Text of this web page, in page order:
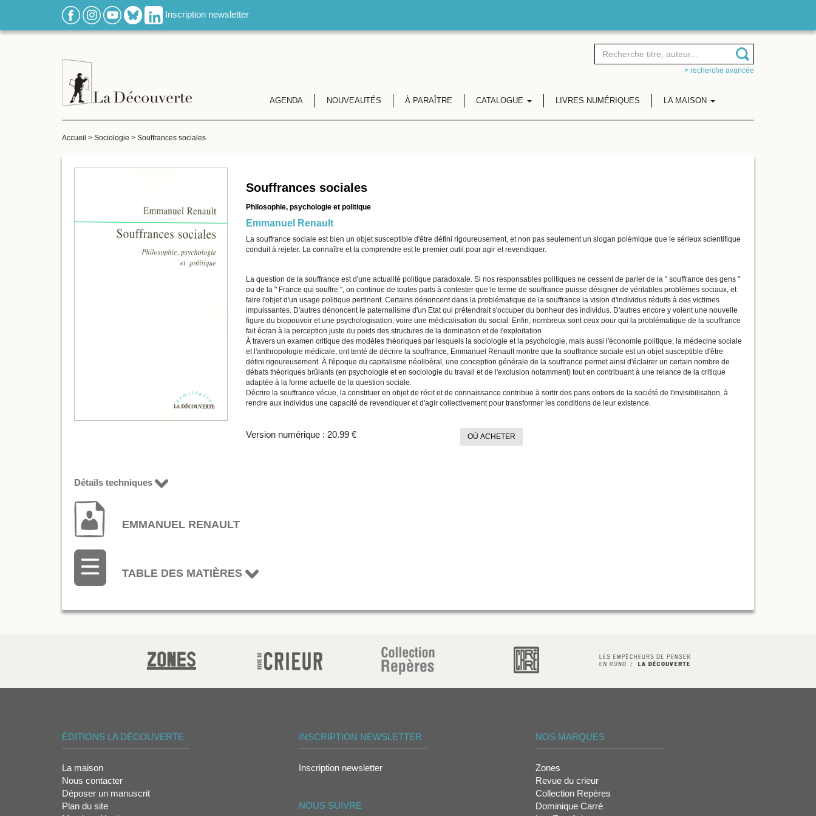
Inscription newsletter
> recherche avancée
AGENDA NOUVEAUTÉS À PARAÎTRE CATALOGUE LIVRES NUMÉRIQUES LA MAISON
Accueil > Sociologie > Souffrances sociales
Souffrances sociales
Philosophie, psychologie et politique
Emmanuel Renault
La souffrance sociale est bien un objet susceptible d'être défini rigoureusement, et non pas seulement un slogan polémique que le sérieux scientifique
conduit à rejeter. La connaître et la comprendre est le premier outil pour agir et revendiquer.
La question de la souffrance est d'une actualité politique paradoxale. Si nos responsables politiques ne cessent de parler de la " souffrance des gens "
ou de la " France qui souffre ", on continue de toutes parts à contester que le terme de souffrance puisse désigner de véritables problèmes sociaux, et
faire l'objet d'un usage politique pertinent. Certains dénoncent dans la problématique de la souffrance la vision d'individus réduits à des victimes
impuissantes. D'autres dénoncent le paternalisme d'un Etat qui prétendrait s'occuper du bonheur des individus. D'autres encore y voient une nouvelle
figure du biopouvoir et une psychologisation, voire une médicalisation du social. Enfin, nombreux sont ceux pour qui la problématique de la souffrance
fait écran à la perception juste du poids des structures de la domination et de l'exploitation
À travers un examen critique des modèles théoriques par lesquels la sociologie et la psychologie, mais aussi l'économie politique, la médecine sociale
et l'anthropologie médicale, ont tenté de décrire la souffrance, Emmanuel Renault montre que la souffrance sociale est un objet susceptible d'être
défini rigoureusement. À l'époque du capitalisme néolibéral, une conception générale de la souffrance permet ainsi d'éclairer un certain nombre de
débats théoriques brûlants (en psychologie et en sociologie du travail et de l'exclusion notamment) tout en contribuant à une relance de la critique
adaptée à la forme actuelle de la question sociale.
Décrire la souffrance vécue, la constituer en objet de récit et de connaissance contribue à sortir des pans entiers de la société de l'invisibilisation, à
rendre aux individus une capacité de revendiquer et d'agir collectivement pour transformer les conditions de leur existence.
Version numérique : 20.99 € OÙ ACHETER
Détails techniques
EMMANUEL RENAULT
TABLE DES MATIÈRES
ÉDITIONS LA DÉCOUVERTE
La maison
Nous contacter
Déposer un manuscrit
Plan du site
INSCRIPTION NEWSLETTER
Inscription newsletter
NOUS SUIVRE
NOS MARQUES
Zones
Revue du crieur
Collection Repères
Dominique Carré